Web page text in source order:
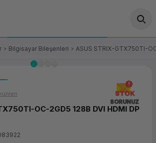
OT/VT Ürünleri
Fiş Yazıcı
Bilgisayar Bileşenleri ASUS STRIX-GTX750TI-
STOK
SORUNUZ
OC-2GD5 128B DVI HDMI DP